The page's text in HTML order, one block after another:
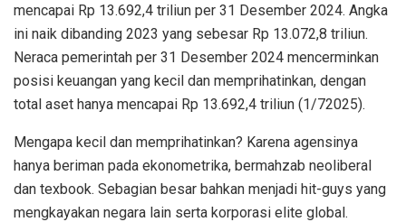
mencapai Rp 13.692,4 triliun per 31 Desember 2024. Angka
ini naik dibanding 2023 yang sebesar Rp 13.072,8 triliun.
Neraca pemerintah per 31 Desember 2024 mencerminkan
posisi keuangan yang kecil dan memprihatinkan, dengan
total aset hanya mencapai Rp 13.692,4 triliun (1/72025).
Mengapa kecil dan memprihatinkan? Karena agensinya
hanya beriman pada ekonometrika, bermahzab neoliberal
dan texbook. Sebagian besar bahkan menjadi hit-guys yang
mengkayakan negara lain serta korporasi elite global.